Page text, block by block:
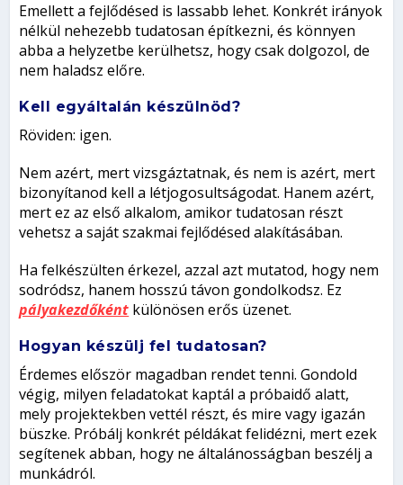
Emellett a fejlődésed is lassabb lehet. Konkrét irányok
nélkül nehezebb tudatosan építkezni, és könnyen
abba a helyzetbe kerülhetsz, hogy csak dolgozol, de
nem haladsz előre.
Kell egyáltalán készülnöd?
Röviden: igen.
Nem azért, mert vizsgáztatnak, és nem is azért, mert
bizonyítanod kell a létjogosultságodat. Hanem azért,
mert ez az első alkalom, amikor tudatosan részt
vehetsz a saját szakmai fejlődésed alakításában.
Ha felkészülten érkezel, azzal azt mutatod, hogy nem
sodródsz, hanem hosszú távon gondolkodsz. Ez
pályakezdőként különösen erős üzenet.
Hogyan készülj fel tudatosan?
Érdemes először magadban rendet tenni. Gondold
végig, milyen feladatokat kaptál a próbaidő alatt,
mely projektekben vettél részt, és mire vagy igazán
büszke. Próbálj konkrét példákat felidézni, mert ezek
segítenek abban, hogy ne általánosságban beszélj a
munkádról.